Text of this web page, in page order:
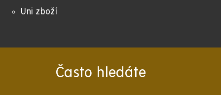
Uni zboží
Často hledáte